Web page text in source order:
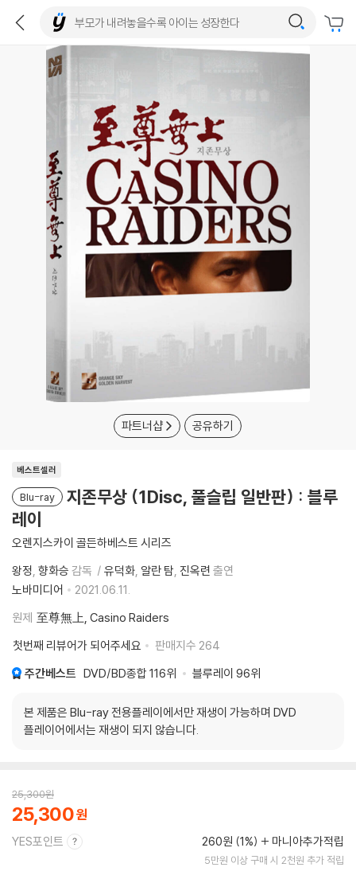
파트너샵 공유하기
베스트셀러
Blu-ray
지존무상 (1Disc, 풀슬립 일반판) : 블루
레이
오렌지스카이 골든하베스트 시리즈
왕정 향화승 감독 유덕화 알란 탐 진옥련 출연
노바미디어
2021.06.11.
원제 至尊無上, Casino Raiders
첫번째 리뷰어가 되어주세요
판매지수 264
주간베스트 DVD/BD종합 116위 블루레이 96위
본 제품은 Blu-ray 전용플레이에서만 재생이 가능하며 DVD
플레이어에서는 재생이 되지 않습니다.
25,300원
25,300
YES포인트 260원 (1%) 마니아추가적립
5만원 이상 구매 시 2천원 추가 적립